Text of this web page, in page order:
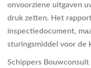
onvoorziene uitgaven
druk zetten. Het
inspectiedocument,
sturingsmiddel voor de
Schippers